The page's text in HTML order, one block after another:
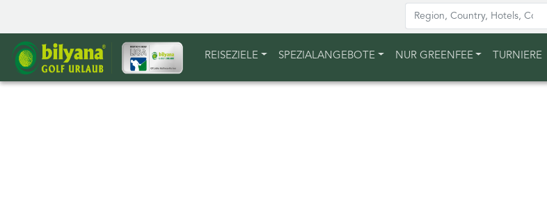
REISEZIELE SPEZIALANGEBOTE NUR GREENFEE TURNIERE